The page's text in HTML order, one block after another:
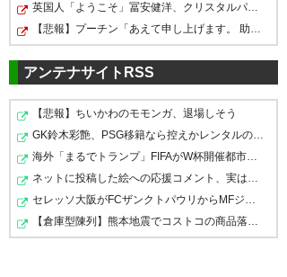
英国人「ようこそ」冨安健洋、クリスタルパレス加入が決…
【悲報】プーチン「あえて申し上げます。 助けてください…
アンテナサイトRSS
【悲報】ちいかわのモモンガ、退場しそう
GK鈴木彩艶、PSG移籍なら控えかレンタルのカードに？本人…
海外「まるでトランプ」FIFAがW杯開催都市と結んだ約束を…
ネットに投稿した絵への応援コメント、実は遠隔監視して…
セレッソ大阪がFCザンクトパウリからMFジャクソン・アー…
【倉庫型陳列】熊本地震でコストコの商品落下「重く受け…